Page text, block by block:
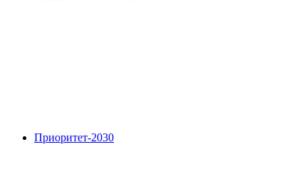
Приоритет-2030